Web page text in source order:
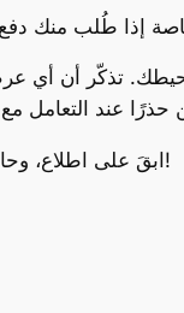
تذكّر أن أي
ابقَ على اطلاع، وحافظ على أمنك الرقمي!